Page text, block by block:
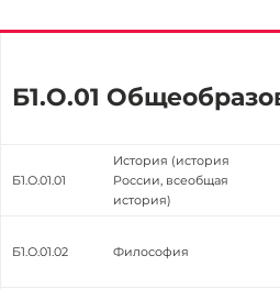
Б1.О.01
Б1.О.01.01
История (история
России, всеобщая
история)
Б1.О.01.02 Философия